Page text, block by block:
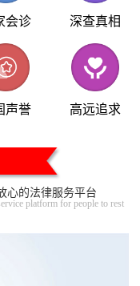
会诊 深查真相
声誉 高远追求
心的法律服务平台
platform for people to rest